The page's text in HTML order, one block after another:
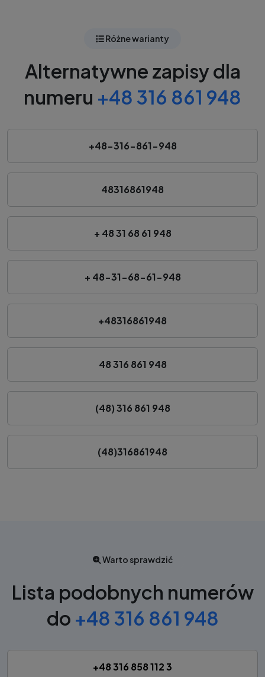
Różne warianty
Alternatywne zapisy dla
numeru +48 316 861 948
+48-316-861-948
48316861948
+ 48 31 68 61 948
+ 48-31-68-61-948
+48316861948
48 316 861 948
(48) 316 861 948
(48)316861948
Warto sprawdzić
Lista podobnych numerów
do +48 316 861 948
+48 316 858 112 3